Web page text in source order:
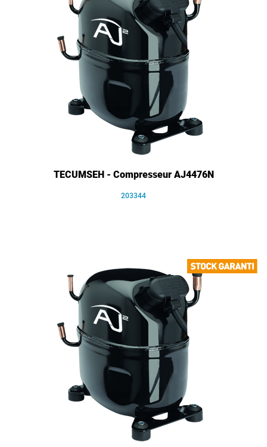
TECUMSEH - Compresseur AJ4476N
203344